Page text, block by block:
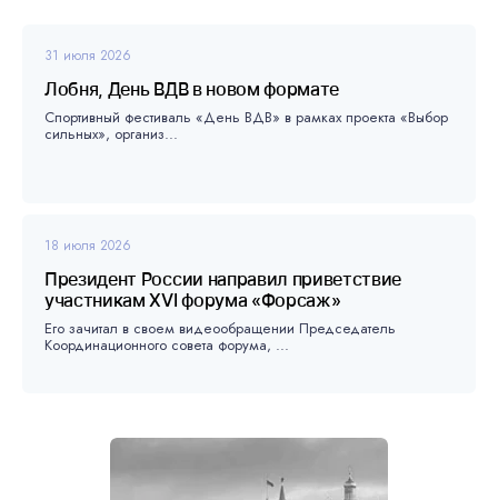
31 июля 2026
Лобня, День ВДВ в новом формате
Спортивный фестиваль «День ВДВ» в рамках проекта «Выбор
сильных», организ...
18 июля 2026
Президент России направил приветствие
участникам XVI форума «Форсаж»
Его зачитал в своем видеообращении Председатель
Координационного совета форума, ...